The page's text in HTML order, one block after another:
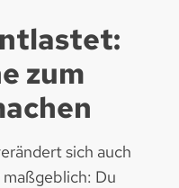
zum
sich auch
Du